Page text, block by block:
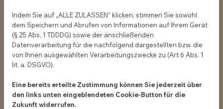
Telefon*
Newsletter-Anmeldung (MKT)
Ich möchte über aktuelle Marketing-Themen und neue
Webinare von der Schlüterschen und COCO
benachrichtigt werden.
Indem Sie auf „ALLE ZULASSEN" klicken, stimmen Sie sowohl
dem Speichern und Abrufen von Informationen auf Ihrem Gerät
(§ 25 Abs. 1 TDDDG) sowie der anschließenden
Datenverarbeitung für die nachfolgend dargestellten bzw. die
von Ihnen ausgewählten Verarbeitungszwecke zu (Art 6 Abs. 1
lit. a. DSGVO).
Eine bereits erteilte Zustimmung können Sie jederzeit über
den links unten eingeblendeten Cookie-Button für die
Zukunft widerrufen.